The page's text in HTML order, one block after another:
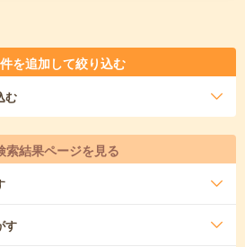
を追加して絞り込む
む
索結果ページを見る
す